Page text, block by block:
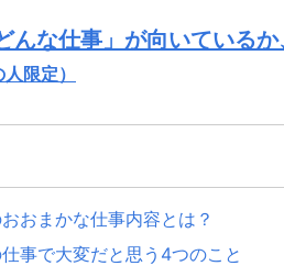
んな仕事」が向いている
限定）
おまかな仕事内容とは？
事で大変だと思う4つのこと